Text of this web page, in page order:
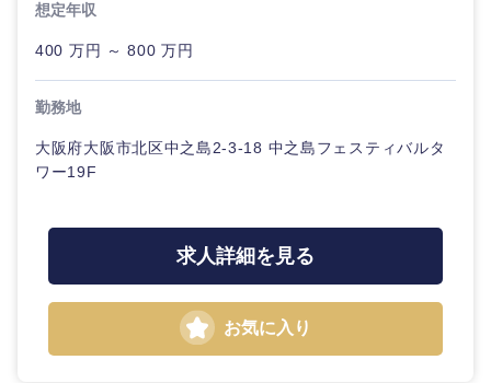
想定年収
400 万円 ～ 800 万円
勤務地
大阪府大阪市北区中之島2-3-18 中之島フェスティバルタ
ワー19F
求人詳細を見る
お気に入り